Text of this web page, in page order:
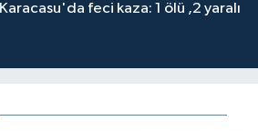
Karacasu'da feci kaza: 1 ölü ,2 yaralı